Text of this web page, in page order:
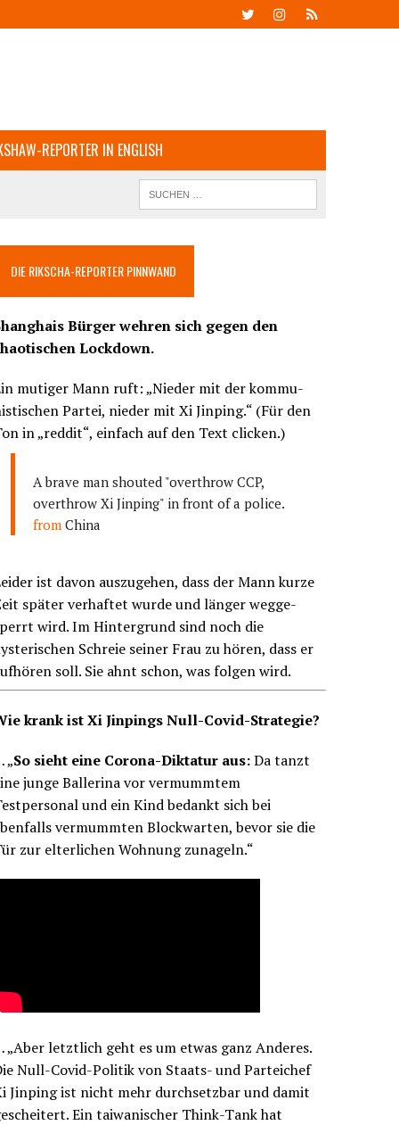
REPORTER IN ENGLISH
DIE RIKSCHA-REPORTER PINNWAND
Bürger wehren sich gegen den
Lockdown.
mutiger Mann ruft: „Nieder mit der kommu-
Partei, nieder mit Xi Jinping.“ (Für den
in „reddit“, einfach auf den Text clicken.)
A brave man shouted "overthrow CCP,
overthrow Xi Jinping" in front of a police.
fromChina
ist davon auszugehen, dass der Mann kurze
später verhaftet wurde und länger wegge-
wird. Im Hintergrund sind noch die
Schreie seiner Frau zu hören, dass er
soll. Sie ahnt schon, was folgen wird.
krank ist Xi Jinpings Null-Covid-Strategie?
„So sieht eine Corona-Diktatur aus:Da tanzt
junge Ballerina vor vermummtem
und ein Kind bedankt sich bei
vermummten Blockwarten, bevor sie die
zur elterlichen Wohnung zunageln.“
„Aber letztlich geht es um etwas ganz Anderes.
Null-Covid-Politik von Staats- und Parteichef
Jinping ist nicht mehr durchsetzbar und damit
Ein taiwanischer Think-Tank hat